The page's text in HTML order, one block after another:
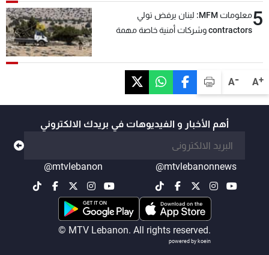
A+
A-
5
معلومات MFM: لبنان يرفض تولي
contractors وشركات أمنية خاصة مهمة
أهم الأخبار و الفيديوهات في بريدك الالكتروني
@mtvlebanonnews
@mtvlebanon
© MTV Lebanon. All rights reserved.
powered by koein